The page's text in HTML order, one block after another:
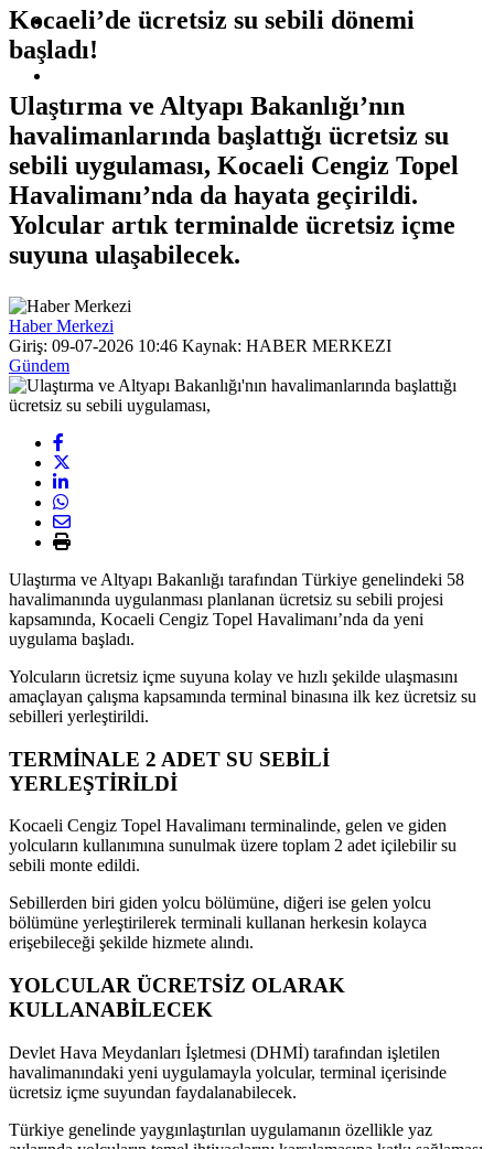
MAGAZIN
Kocaeli’de ücretsiz su sebili dönemi
başladı!
Ulaştırma ve Altyapı Bakanlığı’nın
havalimanlarında başlattığı ücretsiz su
sebili uygulaması, Kocaeli Cengiz Topel
Havalimanı’nda da hayata geçirildi.
Yolcular artık terminalde ücretsiz içme
suyuna ulaşabilecek.
Haber Merkezi
Giriş: 09-07-2026 10:46 Kaynak: HABER MERKEZI
Gündem
Ulaştırma ve Altyapı Bakanlığı tarafından Türkiye genelindeki 58
havalimanında uygulanması planlanan ücretsiz su sebili projesi
kapsamında, Kocaeli Cengiz Topel Havalimanı’nda da yeni
uygulama başladı.
Yolcuların ücretsiz içme suyuna kolay ve hızlı şekilde ulaşmasını
amaçlayan çalışma kapsamında terminal binasına ilk kez ücretsiz su
sebilleri yerleştirildi.
TERMİNALE 2 ADET SU SEBİLİ
YERLEŞTİRİLDİ
Kocaeli Cengiz Topel Havalimanı terminalinde, gelen ve giden
yolcuların kullanımına sunulmak üzere toplam 2 adet içilebilir su
sebili monte edildi.
Sebillerden biri giden yolcu bölümüne, diğeri ise gelen yolcu
bölümüne yerleştirilerek terminali kullanan herkesin kolayca
erişebileceği şekilde hizmete alındı.
YOLCULAR ÜCRETSİZ OLARAK
KULLANABİLECEK
Devlet Hava Meydanları İşletmesi (DHMİ) tarafından işletilen
havalimanındaki yeni uygulamayla yolcular, terminal içerisinde
ücretsiz içme suyundan faydalanabilecek.
Türkiye genelinde yaygınlaştırılan uygulamanın özellikle yaz